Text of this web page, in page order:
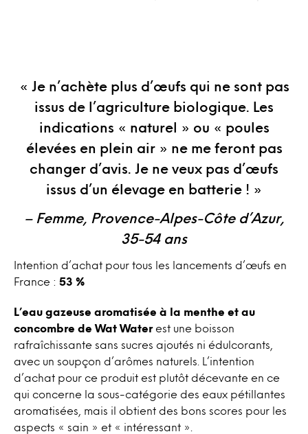
« Je n’achète plus d’œufs qui ne sont pas
issus de l’agriculture biologique. Les
indications « naturel » ou « poules
élevées en plein air » ne me feront pas
changer d’avis. Je ne veux pas d’œufs
issus d’un élevage en batterie ! »
– Femme, Provence-Alpes-Côte d’Azur,
35-54 ans
Intention d’achat pour tous les lancements d’œufs en
France : 53 %
L’eau gazeuse aromatisée à la menthe et au
concombre de Wat Waterest une boisson
rafraîchissante sans sucres ajoutés ni édulcorants,
avec un soupçon d’arômes naturels. L’intention
d’achat pour ce produit est plutôt décevante en ce
qui concerne la sous-catégorie des eaux pétillantes
aromatisées, mais il obtient des bons scores pour les
aspects « sain » et « intéressant ».